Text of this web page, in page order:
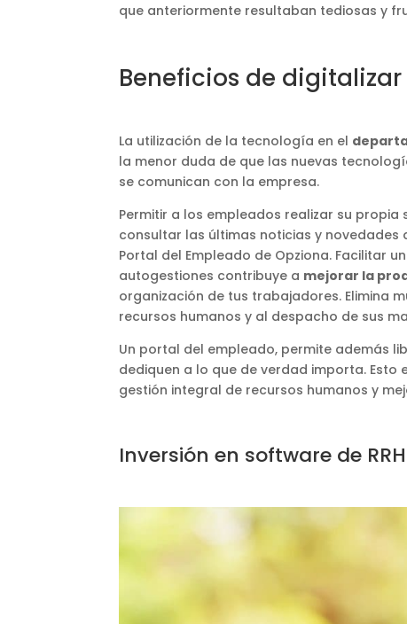
que anteriormente resultaban tediosas y
Beneficios de
La utilización de la tecnología en el
la menor duda de que las nuevas
se comunican con la empresa.
Permitir a los empleados realizar su
consultar las últimas noticias y
Portal del Empleado de Opziona. Facilitar
autogestiones contribuye a mejorar la
organización de tus trabajadores. Elimina
recursos humanos y al despacho de sus
Un portal del empleado, permite además
dediquen a lo que de verdad importa.
gestión integral de recursos humanos y
Inversión en software de